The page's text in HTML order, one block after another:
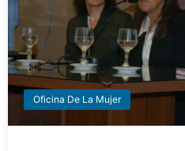
Oficina De La Mujer